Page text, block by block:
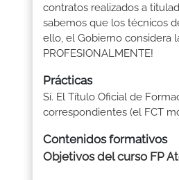
contratos realizados a
sabemos que los técnicos
ello, el Gobierno considera
PROFESIONALMENTE!
Prácticas
Sí. El Título Oficial de
correspondientes (el FCT
Contenidos formativos
Objetivos del curso FP